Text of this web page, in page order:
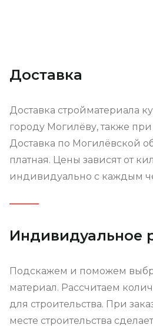
Доставка
Доставка стройматериала
городу Могилёву, также при
Доставка по Могилёвской
платная. Цены зависят от
индивидуально с каждым
Индивидуальное
Подскажем и поможем
материал. Рассчитаем
для строительства. При
месте строительства